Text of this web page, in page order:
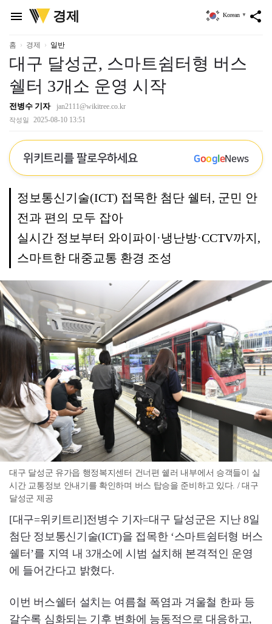
menu
위
키
리
경제 share
Korean ▼
홈 경제 일반
대구 달성군, 스마트쉼터형 버스
쉘터 3개소 운영 시작
전병수 기자 jan2111@wikitree.co.kr
작성일 2025-08-10 13:51
위키트리를 팔로우하세요 GoogleNews
정보통신기술(ICT) 접목한 첨단 쉘터, 군민 안
전과 편의 모두 잡아
실시간 정보부터 와이파이·냉난방·CCTV까지,
스마트한 대중교통 환경 조성
대구 달성군 유가읍 행정복지센터 건너편 쉩러 내부에서 승객들이 실
시간 교통정보 안내기를 확인하며 버스 탑승을 준비하고 있다. / 대구
달성군 제공
[대구=위키트리]전병수 기자=대구 달성군은 지난 8일
첨단 정보통신기술(ICT)을 접목한 ‘스마트쉼터형 버스
쉘터’를 지역 내 3개소에 시범 설치해 본격적인 운영
에 들어간다고 밝혔다.
이번 버스쉘터 설치는 여름철 폭염과 겨울철 한파 등
갈수록 심화되는 기후 변화에 능동적으로 대응하고,